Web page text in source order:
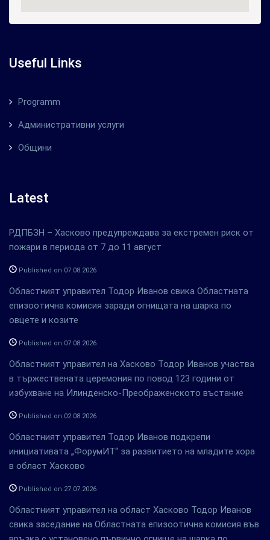
Useful Links
Programm
Административни услуги
Общини
Latest
РДПБЗН – Хасково предупреждава за екстремен риск от
пожари в периода от 7 до 11 август
Published on 07.08.2026
Областният управител Тодор Иванов свика Областната
епизоотична комисия заради огнищата на шарка по
овцете и козите
Published on 07.08.2026
Областният управител на Хасково Тодор Иванов участва
в тържествената церемония по повод 123 години от
избухване на Илинденско-Преображенското въстание
Published on 02.08.2026
Областният управител Тодор Иванов подкрепи
инициативата „ФорумИТ“ за развитието на младите хора
в област Хасково
Published on 27.07.2026
Областният управител на област Хасково Тодор Иванов
свика заседание на Областната епизоотична комисия във